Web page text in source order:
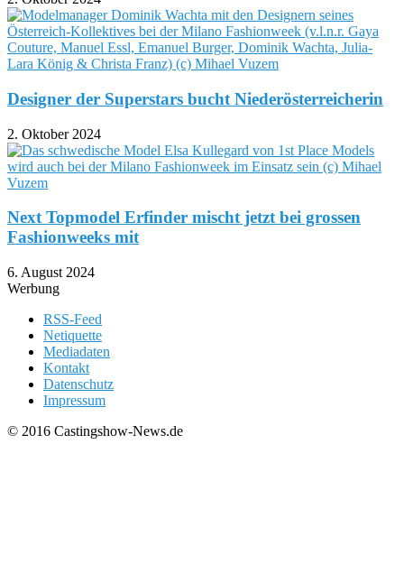
Designer der Superstars bucht Niederösterreicherin
2. Oktober 2024
Next Topmodel Erfinder mischt jetzt bei grossen
Fashionweeks mit
6. August 2024
Werbung
RSS-Feed
Netiquette
Mediadaten
Kontakt
Datenschutz
Impressum
© 2016 Castingshow-News.de